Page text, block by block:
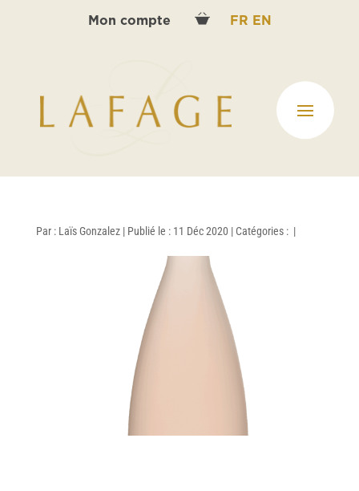
Mon compte FR EN
Par : Laïs Gonzalez | Publié le : 11 Déc 2020 | Catégories : |